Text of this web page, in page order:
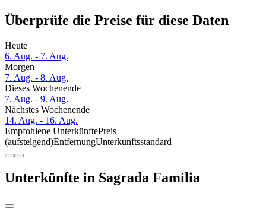
Überprüfe die Preise für diese Daten
Heute
6. Aug. - 7. Aug.
Morgen
7. Aug. - 8. Aug.
Dieses Wochenende
7. Aug. - 9. Aug.
Nächstes Wochenende
14. Aug. - 16. Aug.
Empfohlene UnterkünftePreis
(aufsteigend)EntfernungUnterkunftsstandard
Unterkünfte in Sagrada Família